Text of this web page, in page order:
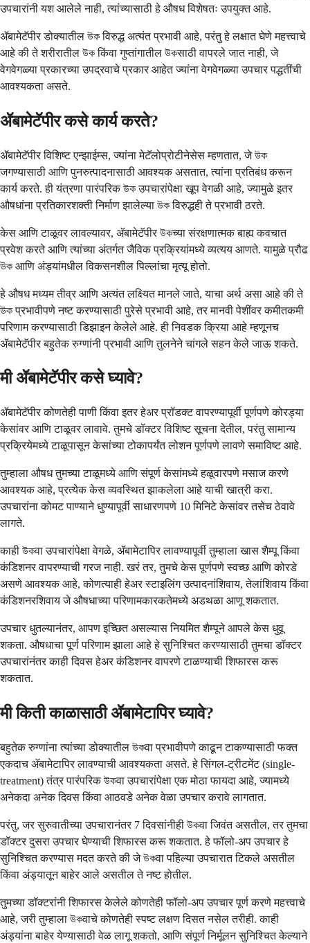
उपचारांनी यश आलेले नाही, त्यांच्यासाठी हे औषध विशेषतः उपयुक्त आहे.
ॲबामेटॅपीर डोक्यातील উক विरुद्ध अत्यंत प्रभावी आहे, परंतु हे लक्षात घेणे महत्त्वाचे
आहे की ते शरीरातील উক किंवा गुप्तांगातील উকसाठी वापरले जात नाही, जे
वेगवेगळ्या प्रकारच्या उपद्रवाचे प्रकार आहेत ज्यांना वेगवेगळ्या उपचार पद्धतींची
आवश्यकता असते.
ॲबामेटॅपीर कसे कार्य करते?
ॲबामेटॅपीर विशिष्ट एन्झाईम्स, ज्यांना मेटॅलोप्रोटीनेसेस म्हणतात, जे উক
जगण्यासाठी आणि पुनरुत्पादनासाठी आवश्यक असतात, त्यांना प्रतिबंध करून
कार्य करते. ही यंत्रणा पारंपरिक উক उपचारांपेक्षा खूप वेगळी आहे, ज्यामुळे इतर
औषधांना प्रतिकारशक्ती निर्माण झालेल्या উক विरुद्धही ते प्रभावी ठरते.
केस आणि टाळूवर लावल्यावर, ॲबामेटॅपीर উকच्या संरक्षणात्मक बाह्य कवचात
प्रवेश करते आणि त्यांच्या अंतर्गत जैविक प्रक्रियांमध्ये व्यत्यय आणते. यामुळे प्रौढ
উক आणि अंड्यांमधील विकसनशील पिल्लांचा मृत्यू होतो.
हे औषध मध्यम तीव्र आणि अत्यंत लक्ष्यित मानले जाते, याचा अर्थ असा आहे की ते
উক प्रभावीपणे नष्ट करण्यासाठी पुरेसे प्रभावी आहे, तर मानवी पेशींवर कमीतकमी
परिणाम करण्यासाठी डिझाइन केलेले आहे. ही निवडक क्रिया आहे म्हणूनच
ॲबामेटॅपीर बहुतेक रुग्णांनी प्रभावी आणि तुलनेने चांगले सहन केले जाऊ शकते.
मी ॲबामेटॅपीर कसे घ्यावे?
ॲबामेटॅपीर कोणतेही पाणी किंवा इतर हेअर प्रॉडक्ट वापरण्यापूर्वी पूर्णपणे कोरड्या
केसांवर आणि टाळूवर लावावे. तुमचे डॉक्टर विशिष्ट सूचना देतील, परंतु सामान्य
प्रक्रियेमध्ये टाळूपासून केसांच्या टोकापर्यंत लोशन पूर्णपणे लावणे समाविष्ट आहे.
तुम्हाला औषध तुमच्या टाळूमध्ये आणि संपूर्ण केसांमध्ये हळूवारपणे मसाज करणे
आवश्यक आहे, प्रत्येक केस व्यवस्थित झाकलेला आहे याची खात्री करा.
उपचारांना कोमट पाण्याने धुण्यापूर्वी साधारणपणे 10 मिनिटे केसांवर तसेच ठेवावे
लागते.
काही উকवा उपचारांपेक्षा वेगळे, ॲबामेटापिर लावण्यापूर्वी तुम्हाला खास शैम्पू किंवा
कंडिशनर वापरण्याची गरज नाही. खरं तर, तुमचे केस पूर्णपणे स्वच्छ आणि कोरडे
असणे आवश्यक आहे, कोणत्याही हेअर स्टाइलिंग उत्पादनांशिवाय, तेलांशिवाय किंवा
कंडिशनरशिवाय जे औषधाच्या परिणामकारकतेमध्ये अडथळा आणू शकतात.
उपचार धुतल्यानंतर, आपण इच्छित असल्यास नियमित शैम्पूने आपले केस धुवू
शकता. औषधाचा पूर्ण परिणाम झाला आहे हे सुनिश्चित करण्यासाठी तुमचा डॉक्टर
उपचारांनंतर काही दिवस हेअर कंडिशनर वापरणे टाळण्याची शिफारस करू
शकतात.
मी किती काळासाठी ॲबामेटापिर घ्यावे?
बहुतेक रुग्णांना त्यांच्या डोक्यातील উকवा प्रभावीपणे काढून टाकण्यासाठी फक्त
एकदाच ॲबामेटापिर लावण्याची आवश्यकता असते. हे सिंगल-ट्रीटमेंट (single-
treatment) तंत्र पारंपरिक উকवा उपचारांपेक्षा एक मोठा फायदा आहे, ज्यामध्ये
अनेकदा अनेक दिवस किंवा आठवडे अनेक वेळा उपचार करावे लागतात.
परंतु, जर सुरुवातीच्या उपचारानंतर 7 दिवसांनीही উকवा जिवंत असतील, तर तुमचा
डॉक्टर दुसरा उपचार घेण्याची शिफारस करू शकतात. हे फॉलो-अप उपचार हे
सुनिश्चित करण्यास मदत करते की जे উকवा पहिल्या उपचारात टिकले असतील
किंवा अंड्यातून बाहेर आले असतील ते नष्ट होतील.
तुमच्या डॉक्टरांनी शिफारस केलेले कोणतेही फॉलो-अप उपचार पूर्ण करणे महत्त्वाचे
आहे, जरी तुम्हाला উকवाचे कोणतेही स्पष्ट लक्षण दिसत नसेल तरीही. काही
अंड्यांना बाहेर येण्यासाठी वेळ लागू शकतो, आणि संपूर्ण निर्मूलन सुनिश्चित केल्याने